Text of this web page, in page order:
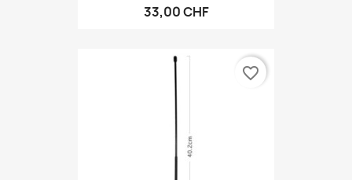
33,00 CHF
favorite_border